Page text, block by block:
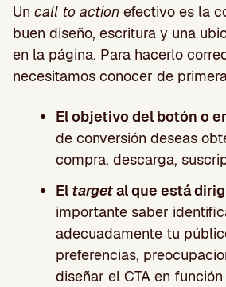
Un call to action efectivo es la
buen diseño, escritura y una
en la página. Para hacerlo
necesitamos conocer de
El objetivo del botón o
de conversión deseas
compra, descarga,
El targetal que está
importante saber
adecuadamente tu
preferencias,
diseñar el CTA en